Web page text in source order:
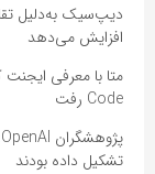
افزایش می‌دهد
Code رفت
تشکیل داده بودند